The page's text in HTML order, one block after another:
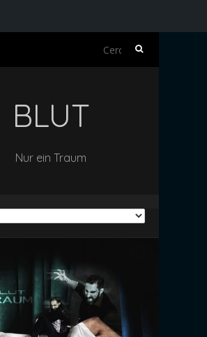
Ricerca
BLUT
Nur ein Traum